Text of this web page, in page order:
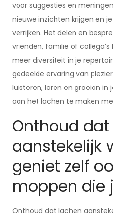
voor suggesties en
nieuwe inzichten krijgen en
verrijken. Het delen en
vrienden, familie of
meer diversiteit in je
gedeelde ervaring van
luisteren, leren en groeien
aan het lachen te maken
Onthoud
aanstekelijk
geniet zelf
moppen die
Onthoud dat lachen